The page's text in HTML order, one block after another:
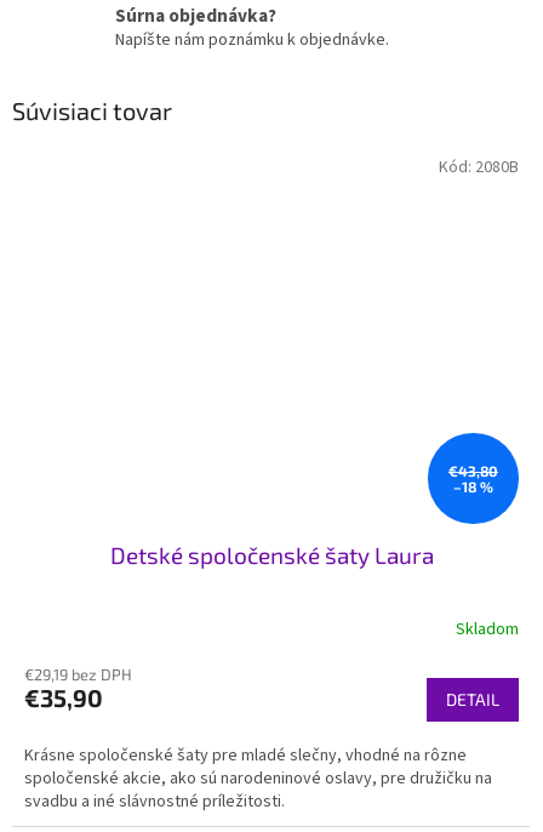
Súrna objednávka?
Napíšte nám poznámku k objednávke.
Súvisiaci tovar
€43,80
–18 %
Detské spoločenské šaty Laura
produktu
je
z
5
hviezdičiek.
Skladom
€29,19 bez DPH
€35,90 DETAIL
Krásne spoločenské šaty pre mladé slečny, vhodné na rôzne
spoločenské akcie, ako sú narodeninové oslavy, pre družičku na
svadbu a iné slávnostné príležitosti.
Kód: 2080B